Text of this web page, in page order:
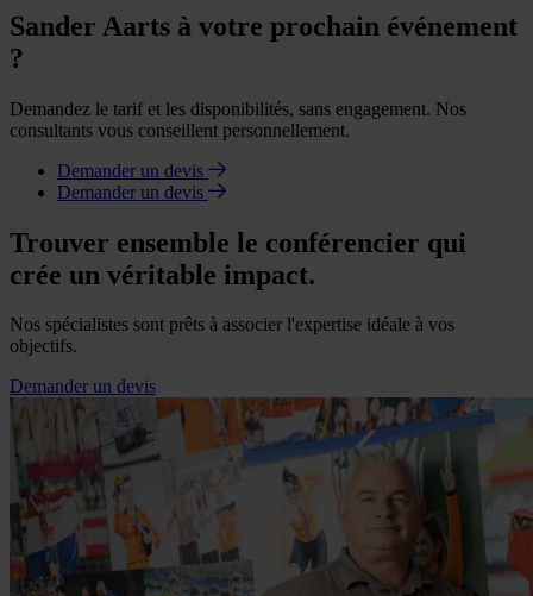
Sander Aarts à votre prochain événement
?
Demandez le tarif et les disponibilités, sans engagement. Nos
consultants vous conseillent personnellement.
Demander un devis
Demander un devis
Trouver ensemble le conférencier qui
crée un véritable impact.
Nos spécialistes sont prêts à associer l'expertise idéale à vos
objectifs.
Demander un devis